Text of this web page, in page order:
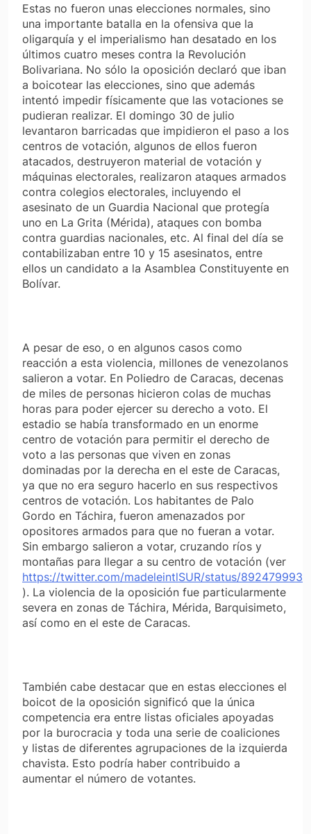
Estas no fueron unas elecciones normales, sino
una importante batalla en la ofensiva que la
oligarquía y el imperialismo han desatado en los
últimos cuatro meses contra la Revolución
Bolivariana. No sólo la oposición declaró que iban
a boicotear las elecciones, sino que además
intentó impedir físicamente que las votaciones se
pudieran realizar. El domingo 30 de julio
levantaron barricadas que impidieron el paso a los
centros de votación, algunos de ellos fueron
atacados, destruyeron material de votación y
máquinas electorales, realizaron ataques armados
contra colegios electorales, incluyendo el
asesinato de un Guardia Nacional que protegía
uno en La Grita (Mérida), ataques con bomba
contra guardias nacionales, etc. Al final del día se
contabilizaban entre 10 y 15 asesinatos, entre
ellos un candidato a la Asamblea Constituyente en
Bolívar.
A pesar de eso, o en algunos casos como
reacción a esta violencia, millones de venezolanos
salieron a votar. En Poliedro de Caracas, decenas
de miles de personas hicieron colas de muchas
horas para poder ejercer su derecho a voto. El
estadio se había transformado en un enorme
centro de votación para permitir el derecho de
voto a las personas que viven en zonas
dominadas por la derecha en el este de Caracas,
ya que no era seguro hacerlo en sus respectivos
centros de votación. Los habitantes de Palo
Gordo en Táchira, fueron amenazados por
opositores armados para que no fueran a votar.
Sin embargo salieron a votar, cruzando ríos y
montañas para llegar a su centro de votación (ver
https://twitter.com/madeleintlSUR/status/
). La violencia de la oposición fue particularmente
severa en zonas de Táchira, Mérida, Barquisimeto,
así como en el este de Caracas.
También cabe destacar que en estas elecciones el
boicot de la oposición significó que la única
competencia era entre listas oficiales apoyadas
por la burocracia y toda una serie de coaliciones
y listas de diferentes agrupaciones de la izquierda
chavista. Esto podría haber contribuido a
aumentar el número de votantes.